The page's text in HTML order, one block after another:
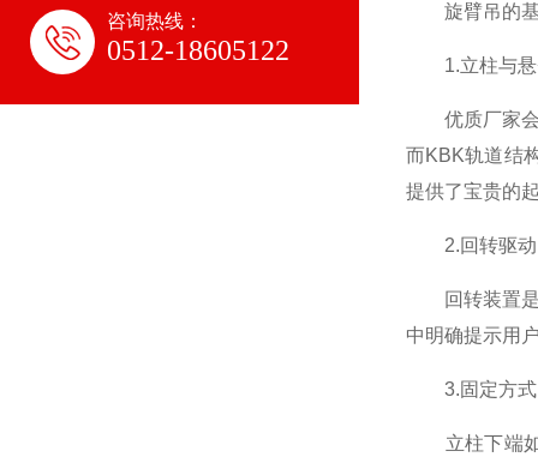
咨询热线：
0512-18605122
旋臂吊的基
1.立柱与悬臂
优质厂家会
而KBK轨道结
提供了宝贵的
2.回转驱动：
回转装置是
中明确提示用
3.固定方式
立柱下端如